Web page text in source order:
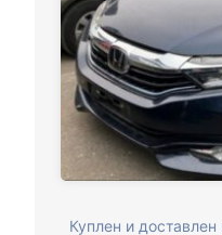
Куплен и